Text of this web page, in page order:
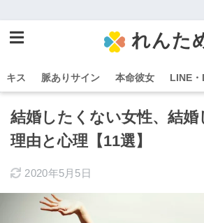
れんた
キス 脈ありサイン 本命彼女 LINE
結婚したくない女性、結婚
理由と心理【11選】
2020年5月5日